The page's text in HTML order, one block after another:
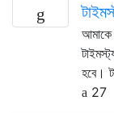
আমাকে
হবে।
27